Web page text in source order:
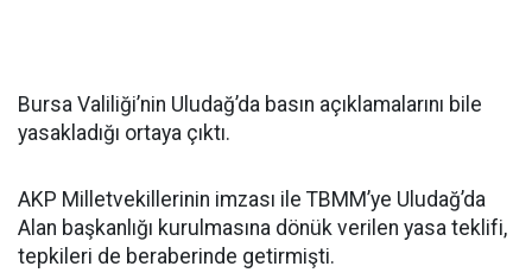
Bursa Valiliği’nin Uludağ’da basın açıklamalarını bile
yasakladığı ortaya çıktı.
AKP Milletvekillerinin imzası ile TBMM’ye Uludağ’da
Alan başkanlığı kurulmasına dönük verilen yasa teklifi,
tepkileri de beraberinde getirmişti.